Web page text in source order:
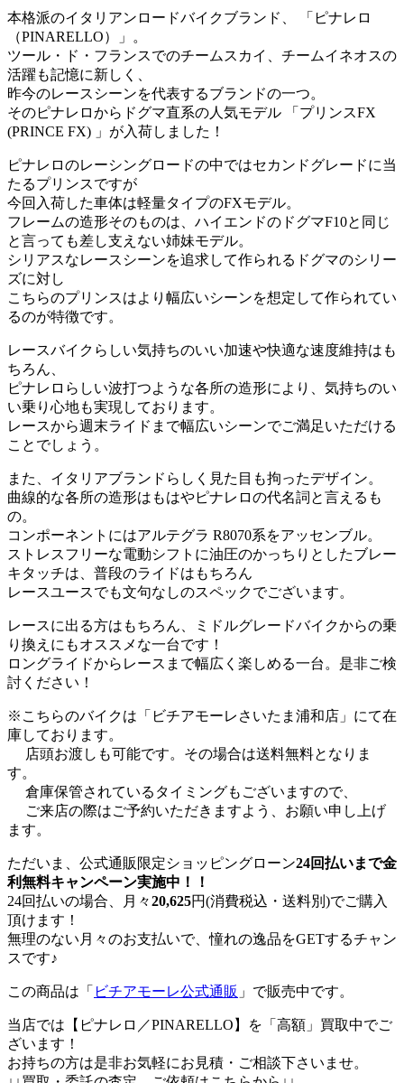
本格派のイタリアンロードバイクブランド、 「ピナレロ
（PINARELLO）」。
ツール・ド・フランスでのチームスカイ、チームイネオスの
活躍も記憶に新しく、
昨今のレースシーンを代表するブランドの一つ。
そのピナレロからドグマ直系の人気モデル 「プリンスFX
(PRINCE FX) 」が入荷しました！
ピナレロのレーシングロードの中ではセカンドグレードに当
たるプリンスですが
今回入荷した車体は軽量タイプのFXモデル。
フレームの造形そのものは、ハイエンドのドグマF10と同じ
と言っても差し支えない姉妹モデル。
シリアスなレースシーンを追求して作られるドグマのシリー
ズに対し
こちらのプリンスはより幅広いシーンを想定して作られてい
るのが特徴です。
レースバイクらしい気持ちのいい加速や快適な速度維持はも
ちろん、
ピナレロらしい波打つような各所の造形により、気持ちのい
い乗り心地も実現しております。
レースから週末ライドまで幅広いシーンでご満足いただける
ことでしょう。
また、イタリアブランドらしく見た目も拘ったデザイン。
曲線的な各所の造形はもはやピナレロの代名詞と言えるも
の。
コンポーネントにはアルテグラ R8070系をアッセンブル。
ストレスフリーな電動シフトに油圧のかっちりとしたブレー
キタッチは、普段のライドはもちろん
レースユースでも文句なしのスペックでございます。
レースに出る方はもちろん、ミドルグレードバイクからの乗
り換えにもオススメな一台です！
ロングライドからレースまで幅広く楽しめる一台。是非ご検
討ください！
※こちらのバイクは「ビチアモーレさいたま浦和店」にて在
庫しております。
店頭お渡しも可能です。その場合は送料無料となりま
す。
倉庫保管されているタイミングもございますので、
ご来店の際はご予約いただきますよう、お願い申し上げ
ます。
ただいま、公式通販限定ショッピングローン24回払いまで金
利無料キャンペーン実施中！！
24回払いの場合、月々20,625円(消費税込・送料別)でご購入
頂けます！
無理のない月々のお支払いで、憧れの逸品をGETするチャン
スです♪
この商品は「 ビチアモーレ公式通販 」で販売中です。
当店では【ピナレロ／PINARELLO】を「高額」買取中でご
ざいます！
お持ちの方は是非お気軽にお見積・ご相談下さいませ。